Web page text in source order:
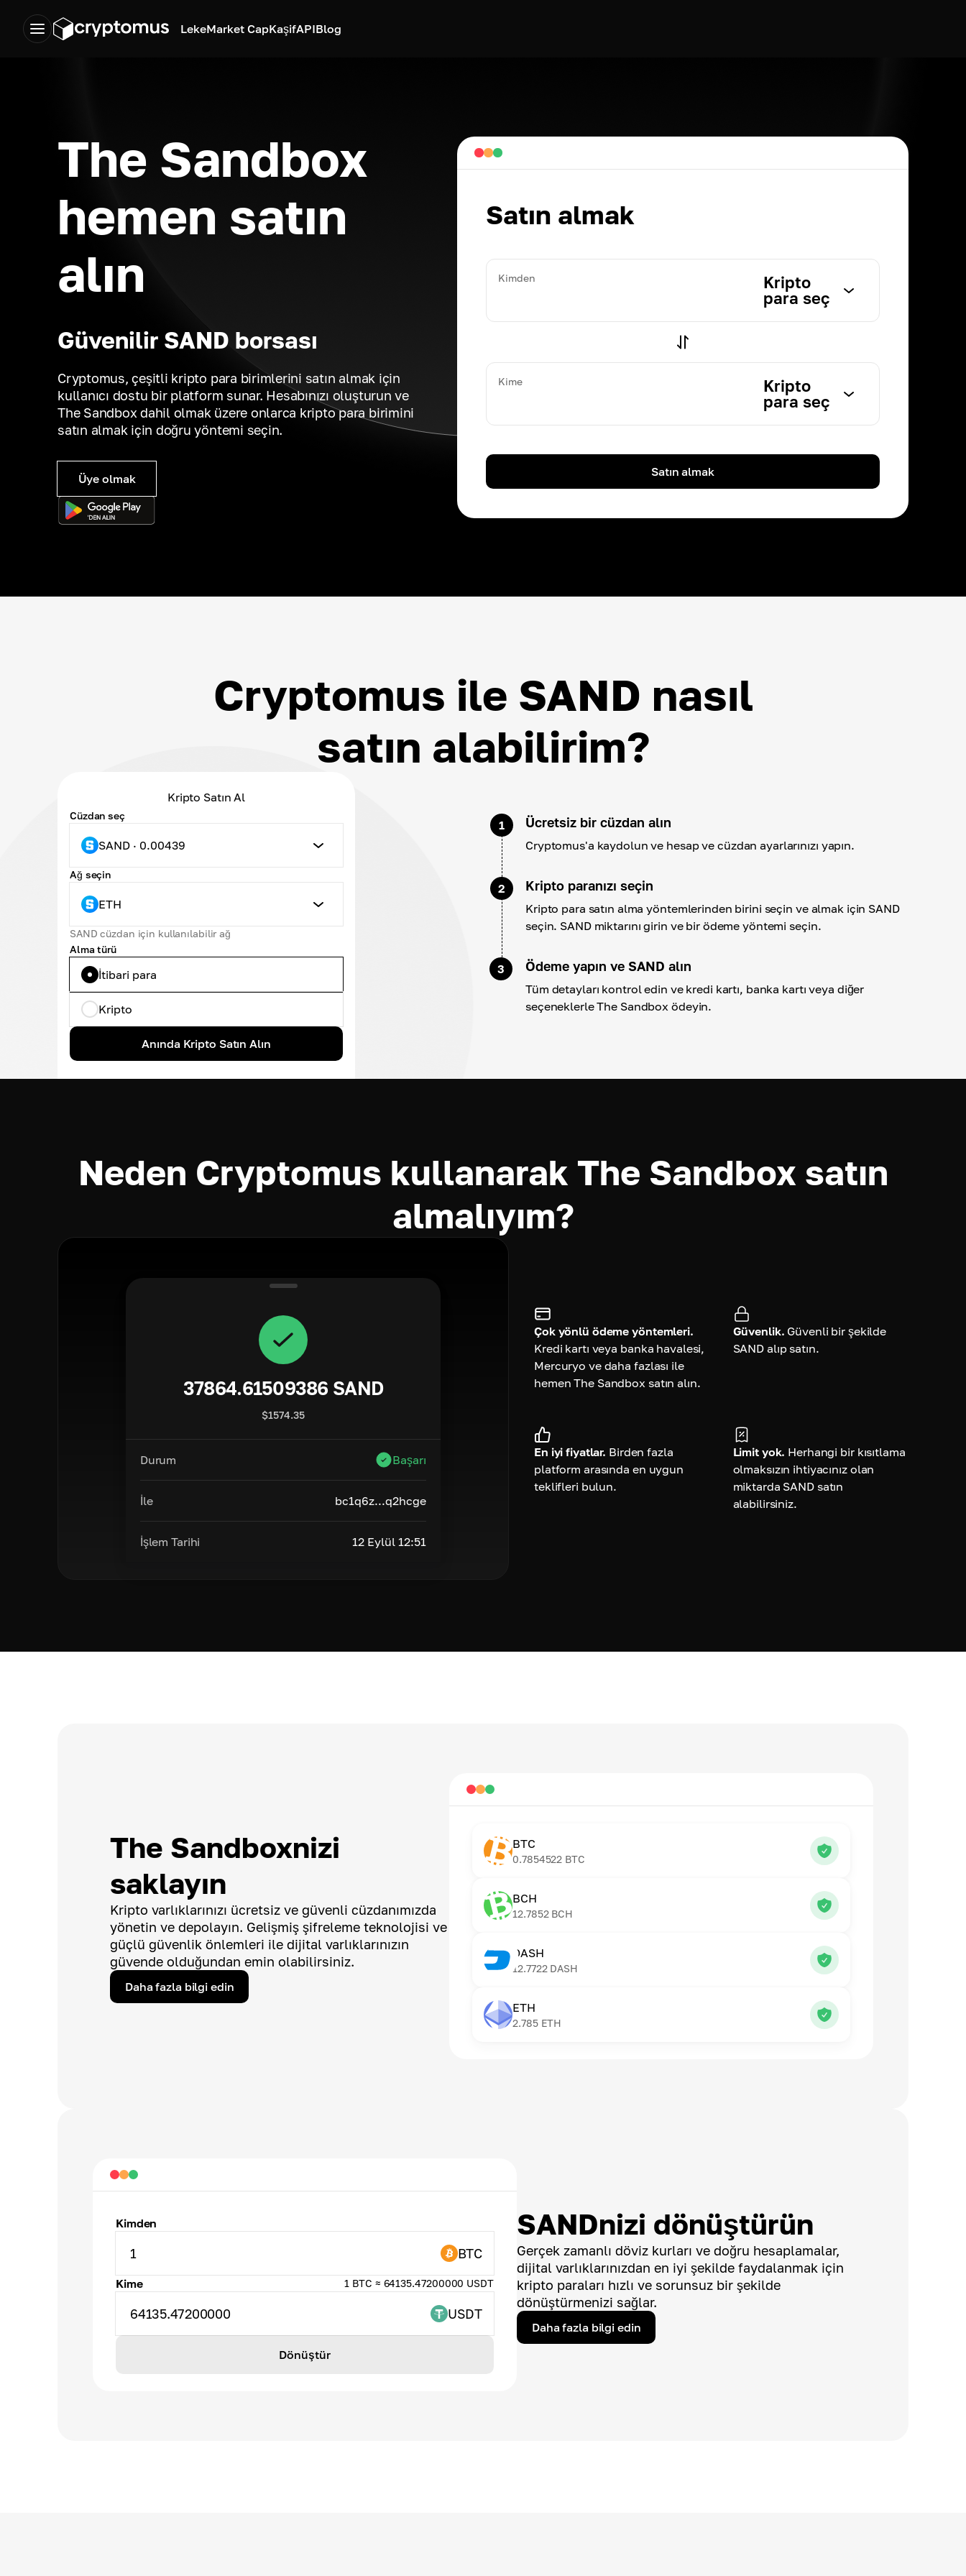
LekeMarket CapKaşifAPIBlog
The Sandbox
hemen satın
alın
Güvenilir SAND borsası
Cryptomus, çeşitli kripto para birimlerini satın almak için
kullanıcı dostu bir platform sunar. Hesabınızı oluşturun ve
The Sandbox dahil olmak üzere onlarca kripto para birimini
satın almak için doğru yöntemi seçin.
Üye olmak
Satın almak
Kimden
Kripto
para seç
Kime
Kripto
para seç
Satın almak
Cryptomus ile SAND nasıl
satın alabilirim?
Kripto Satın Al
Cüzdan seç
SAND · 0.00439
Ağ seçin
ETH
SAND cüzdan için kullanılabilir ağ
Alma türü
İtibari para
Kripto
Anında Kripto Satın Alın
1 Ücretsiz bir cüzdan alın
Cryptomus'a kaydolun ve hesap ve cüzdan ayarlarınızı yapın.
2 Kripto paranızı seçin
Kripto para satın alma yöntemlerinden birini seçin ve almak için SAND
seçin. SAND miktarını girin ve bir ödeme yöntemi seçin.
3 Ödeme yapın ve SAND alın
Tüm detayları kontrol edin ve kredi kartı, banka kartı veya diğer
seçeneklerle The Sandbox ödeyin.
Neden Cryptomus kullanarak The Sandbox satın
almalıyım?
37864.61509386 SAND
$1574.35
Durum Başarı
İle bc1q6z...q2hcge
İşlem Tarihi 12 Eylül 12:51
Çok yönlü ödeme yöntemleri.
Kredi kartı veya banka havalesi,
Mercuryo ve daha fazlası ile
hemen The Sandbox satın alın.
Güvenlik. Güvenli bir şekilde
SAND alıp satın.
En iyi fiyatlar. Birden fazla
platform arasında en uygun
teklifleri bulun.
Limit yok. Herhangi bir kısıtlama
olmaksızın ihtiyacınız olan
miktarda SAND satın
alabilirsiniz.
The Sandboxnizi
saklayın
Kripto varlıklarınızı ücretsiz ve güvenli cüzdanımızda
yönetin ve depolayın. Gelişmiş şifreleme teknolojisi ve
güçlü güvenlik önlemleri ile dijital varlıklarınızın
güvende olduğundan emin olabilirsiniz.
Daha fazla bilgi edin
BTC
0.7854522 BTC
BCH
12.7852 BCH
DASH
12.7722 DASH
ETH
2.785 ETH
SANDnizi dönüştürün
Gerçek zamanlı döviz kurları ve doğru hesaplamalar,
dijital varlıklarınızdan en iyi şekilde faydalanmak için
kripto paraları hızlı ve sorunsuz bir şekilde
dönüştürmenizi sağlar.
Daha fazla bilgi edin
Kimden
1 BTC
Kime 1 BTC ≈ 64135.47200000 USDT
64135.47200000 USDT
Dönüştür